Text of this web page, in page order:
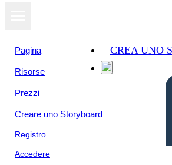
Pagina
Risorse
Prezzi
Creare uno Storyboard
Registro
Accedere
CREA UNO